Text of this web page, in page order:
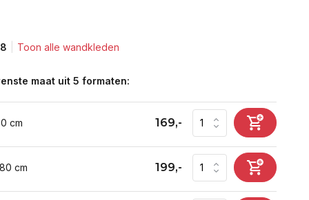
Toon alle wandkleden
maat uit 5 formaten:
cm 169,-
cm 199,-